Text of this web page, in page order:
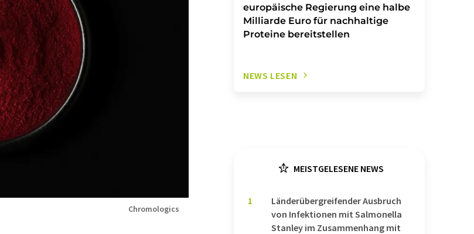
Chromologics
europäische Regierung eine halbe
Milliarde Euro für nachhaltige
Proteine bereitstellen
NEWS LESEN
MEISTGELESENE NEWS
1
Länderübergreifender Ausbruch
von Infektionen mit Salmonella
Stanley im Zusammenhang mit